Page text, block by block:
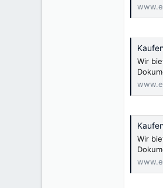
Wir
Wir